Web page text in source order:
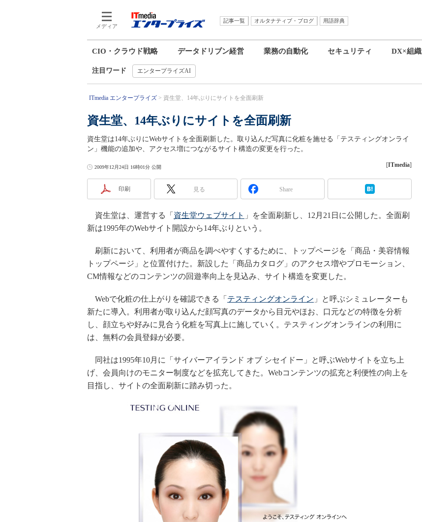
メディア
記事一覧 オルタナティブ・ブログ
用語辞典
CIO・クラウド戦略 データドリブン経営 業務の自動化 セキュリティ DX×組織
注目ワード エンタープライズAI
ITmedia エンタープライズ 資生堂、14年ぶりにサイトを全面刷新
資生堂、14年ぶりにサイトを全面刷新
資生堂は14年ぶりにWebサイトを全面刷新した。取り込んだ写真に化粧を施せる「テスティングオンライ
ン」機能の追加や、アクセス増につながるサイト構造の変更を行った。
2009年12月24日 16時01分 公開 [ITmedia]
印刷 見る Share
資生堂は、運営する「 資生堂ウェブサイト 」を全面刷新し、12月21日に公開した。全面刷
新は1995年のWebサイト開設から14年ぶりという。
刷新において、利用者が商品を調べやすくするために、トップページを「商品・美容情報
トップページ」と位置付けた。新設した「商品カタログ」のアクセス増やプロモーション、
CM情報などのコンテンツの回遊率向上を見込み、サイト構造を変更した。
Webで化粧の仕上がりを確認できる「 テスティングオンライン 」と呼ぶシミュレーターも
新たに導入。利用者が取り込んだ顔写真のデータから目元やほお、口元などの特徴を分析
し、顔立ちや好みに見合う化粧を写真上に施していく。テスティングオンラインの利用に
は、無料の会員登録が必要。
同社は1995年10月に「サイバーアイランド オブ シセイドー」と呼ぶWebサイトを立ち上
げ、会員向けのモニター制度などを拡充してきた。Webコンテンツの拡充と利便性の向上を
目指し、サイトの全面刷新に踏み切った。